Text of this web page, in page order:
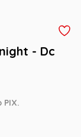
- Dc
PIX.